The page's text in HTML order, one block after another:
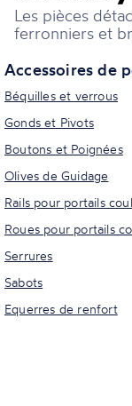
Les pièces
ferronniers et
Accessoires de
Béquilles et verrous
Gonds et Pivots
Boutons et Poignées
Olives de Guidage
Rails pour portails
Roues pour portails
Serrures
Sabots
Equerres de renfort